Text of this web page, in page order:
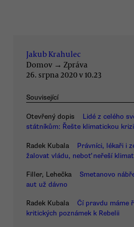
Jakub Krahulec
Domov → Zpráva
26. srpna 2020 v 10.23
Související
Otevřený dopis
Lidé z celého
státníkům: Řešte klimatickou krizi
Radek Kubala
Právníci, lékaři i
žalovat vládu, neboť neřeší
Filler, Lehečka
Smetanovo
aut už dávno
Radek Kubala
Čí pravdu máme
kritických poznámek k Rebelii